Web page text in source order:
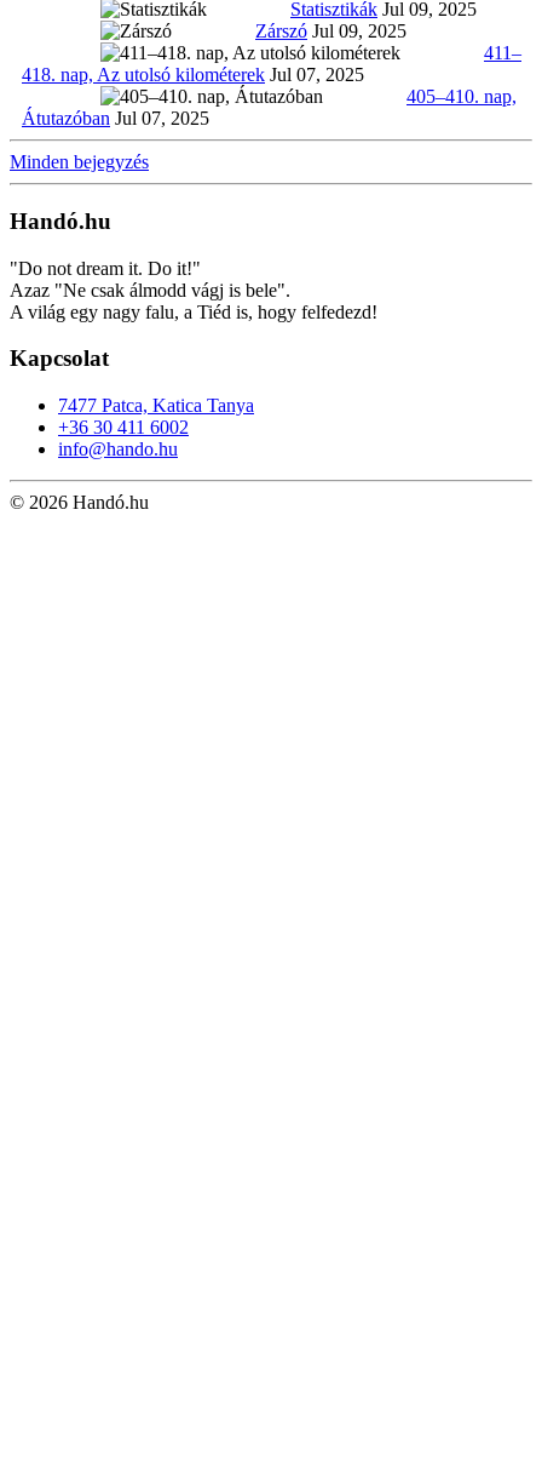
Statisztikák Jul 09, 2025
Zárszó Jul 09, 2025
411–
418. nap, Az utolsó kilométerek Jul 07, 2025
405–410. nap,
Átutazóban Jul 07, 2025
Minden bejegyzés
Handó.hu
"Do not dream it. Do it!"
Azaz "Ne csak álmodd vágj is bele".
A világ egy nagy falu, a Tiéd is, hogy felfedezd!
Kapcsolat
7477 Patca, Katica Tanya
+36 30 411 6002
info@hando.hu
© 2026 Handó.hu